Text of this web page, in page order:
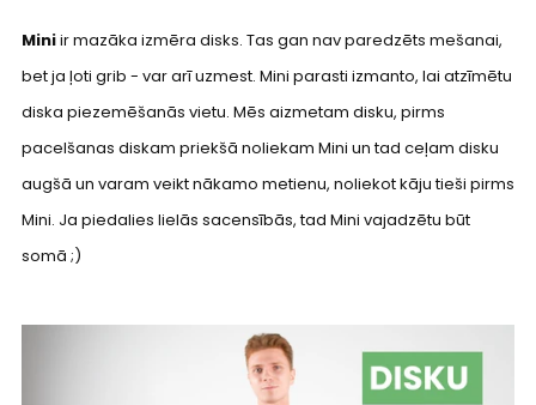
Miniir mazāka izmēra disks. Tas gan nav paredzēts mešanai,
bet ja ļoti grib - var arī uzmest. Mini parasti izmanto, lai atzīmētu
diska piezemēšanās vietu. Mēs aizmetam disku, pirms
pacelšanas diskam priekšā noliekam Mini un tad ceļam disku
augšā un varam veikt nākamo metienu, noliekot kāju tieši pirms
Mini. Ja piedalies lielās sacensībās, tad Mini vajadzētu būt
somā ;)